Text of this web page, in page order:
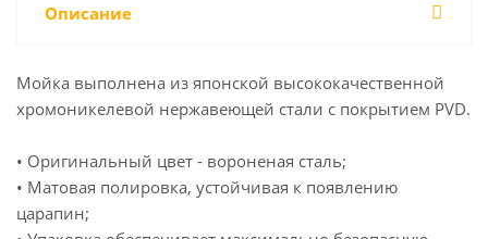
Описание
Мойка выполнена из японской высококачественной
хромоникелевой нержавеющей стали с покрытием PVD.
• Оригинальный цвет - вороненая сталь;
• Матовая полировка, устойчивая к появлению
царапин;